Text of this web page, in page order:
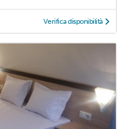
Verifica disponibilità